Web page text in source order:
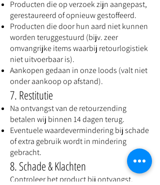
Producten die op verzoek zijn aangepast,
gerestaureerd of opnieuw gestoffeerd.
Producten die door hun aard niet kunnen
worden teruggestuurd (bijv. zeer
omvangrijke items waarbij retourlogistiek
niet uitvoerbaar is).
Aankopen gedaan in onze loods (valt niet
onder aankoop op afstand).
7. Restitutie
Na ontvangst van de retourzending
betalen wij binnen 14 dagen terug.
Eventuele waardevermindering bij schade
of extra gebruik wordt in mindering
gebracht.
8. Schade & Klachten
Controleer het product bij ontvangst.